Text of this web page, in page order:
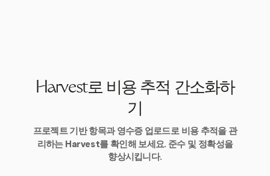
Harvest로 비용 추적 간소화하
기
프로젝트 기반 항목과 영수증 업로드로 비용 추적을 관
리하는 Harvest를 확인해 보세요. 준수 및 정확성을
향상시킵니다.